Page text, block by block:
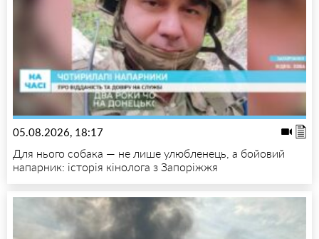
05.08.2026, 18:17
Для нього собака — не лише улюбленець, а бойовий
напарник: історія кінолога з Запоріжжя